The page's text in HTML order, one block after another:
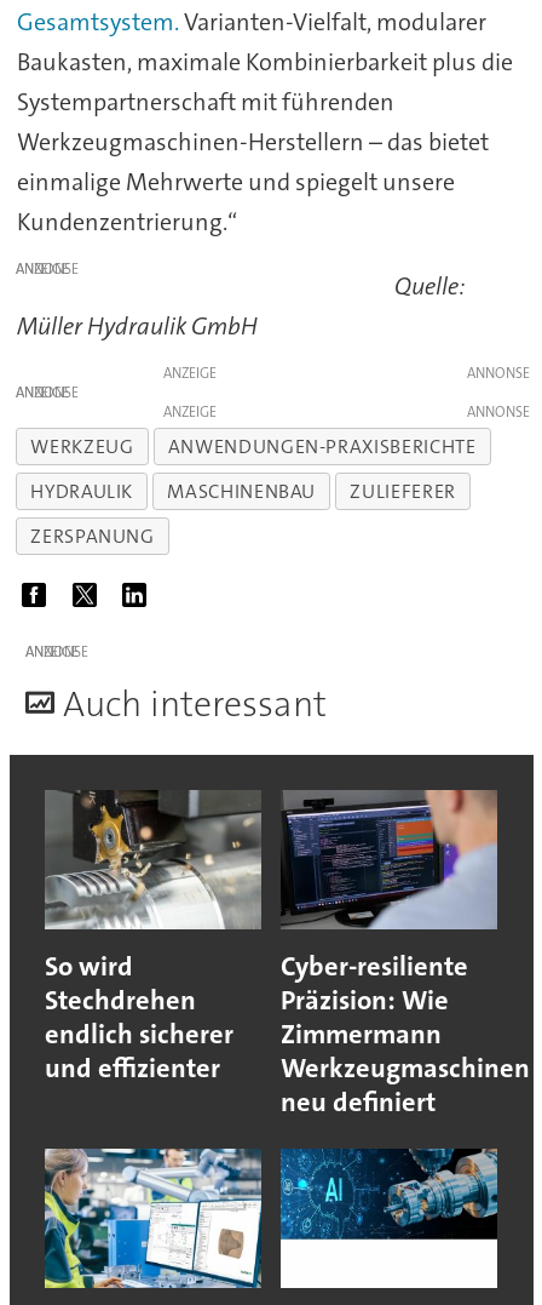
Gesamtsystem.Varianten-Vielfalt, modularer
Baukasten, maximale Kombinierbarkeit plus die
Systempartnerschaft mit führenden
Werkzeugmaschinen-Herstellern – das bietet
einmalige Mehrwerte und spiegelt unsere
Kundenzentrierung.“
ANZEIGE
Quelle:
Müller Hydraulik GmbH
ANZEIGE
ANZEIGE
ANZEIGE
WERKZEUG
ANWENDUNGEN-PRAXISBERICHTE
HYDRAULIK
MASCHINENBAU
ZULIEFERER
ZERSPANUNG
ANZEIGE
Auch interessant
So wird
Stechdrehen
endlich sicherer
und effizienter
Cyber-resiliente
Präzision: Wie
Zimmermann
Werkzeugmaschinen
neu definiert